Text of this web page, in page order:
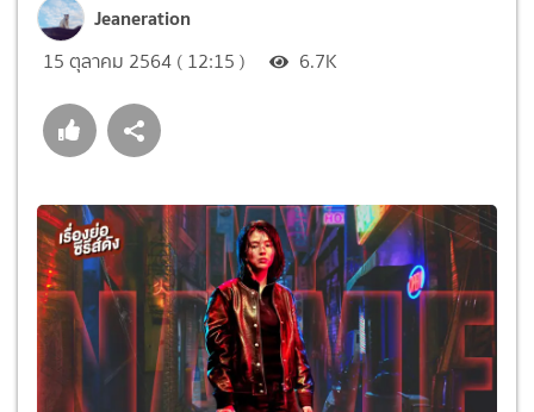
Jeaneration
15 ตุลาคม 2564 ( 12:15 ) 6.7K